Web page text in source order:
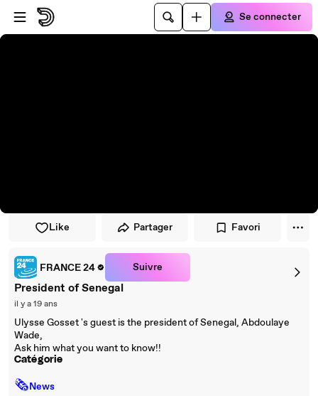
Passer au player
Passer au contenu principal
Se connecter
Like Partager Favori
FRANCE 24 Suivre
President of Senegal
il y a 19 ans
Ulysse Gosset 's guest is the president of Senegal, Abdoulaye
Wade,
Ask him what you want to know!!
Catégorie
🗞News